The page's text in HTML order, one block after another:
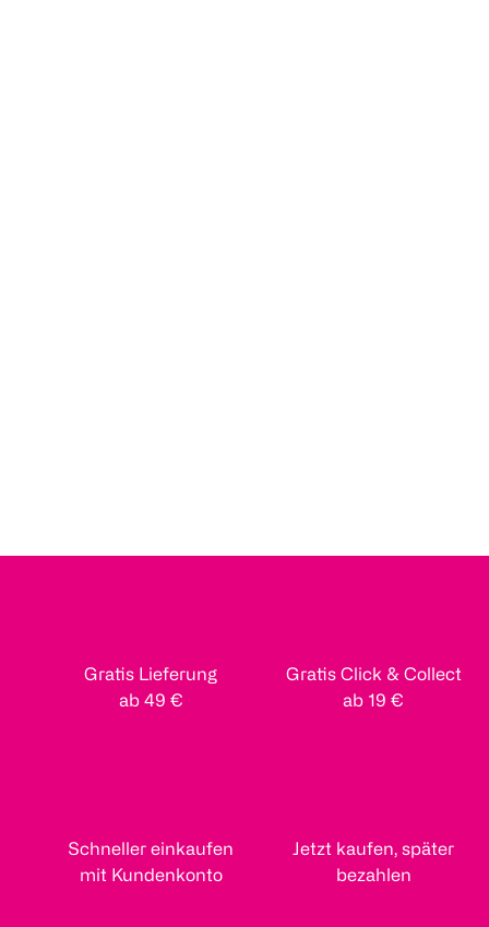
Gratis Lieferung
ab 49 €
Gratis Click & Collect
ab 19 €
Schneller einkaufen
mit Kundenkonto
Jetzt kaufen, später
bezahlen